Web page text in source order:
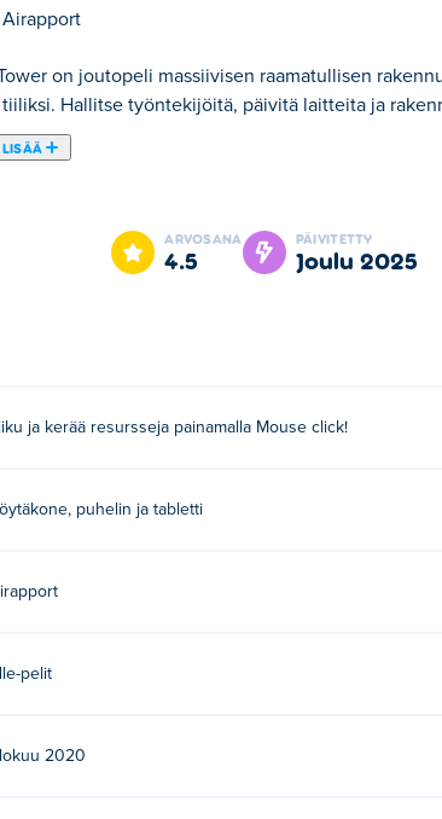
Airapport
on joutopeli massiivisen raamatullisen
tiiliksi. Hallitse työntekijöitä, päivitä laitteita ja
on yksi valitsemistamme Idle-pelit -kategorian
ARVOSANA
4.5
PÄIVITETTY
joulu 2025
ja kerää resursseja painamalla Mouse click!
puhelin ja tabletti
pelit
2020